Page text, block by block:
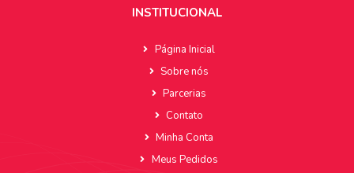
INSTITUCIONAL
Página Inicial
Sobre nós
Parcerias
Contato
Minha Conta
Meus Pedidos